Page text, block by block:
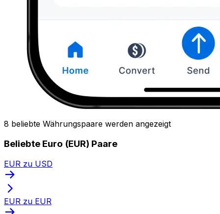
8 beliebte Währungspaare werden angezeigt
Beliebte Euro (EUR) Paare
EUR zu USD
EUR zu EUR